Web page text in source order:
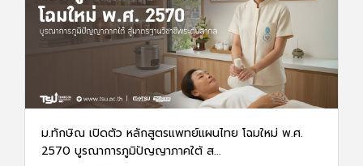
ม.ทักษิณ เปิดตัว หลักสูตรแพทย์แผนไทย โฉมใหม่ พ.ศ.
2570 บูรณาการภูมิปัญญาภาคใต้ ส...